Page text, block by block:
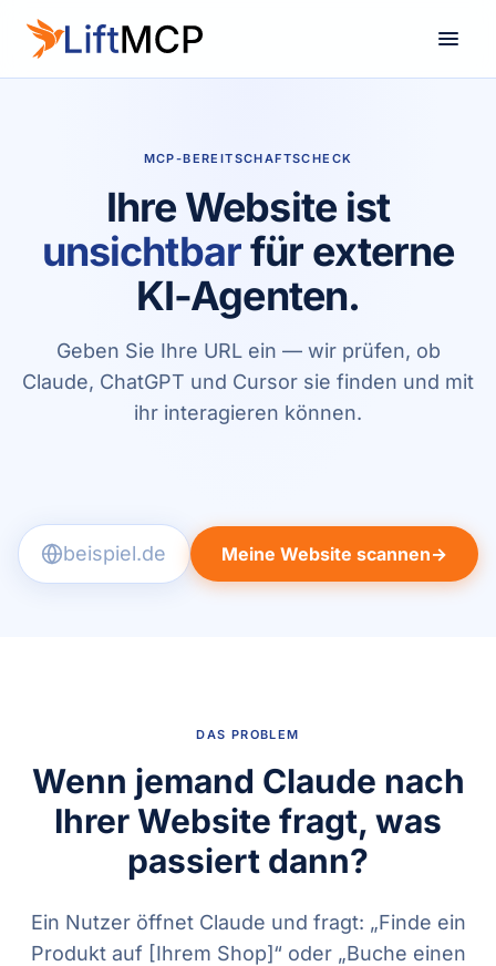
MCP-BEREITSCHAFTSCHECK
Ihre Website ist
unsichtbarfür externe
KI-Agenten.
Geben Sie Ihre URL ein — wir prüfen, ob
Claude, ChatGPT und Cursor sie finden und mit
ihr interagieren können.
2
3
4
9
2
3
4
2
3
4
2
3
4
2
3
4
2
3
4
Meine Website scannen→
DAS PROBLEM
Wenn jemand Claude nach
Ihrer Website fragt, was
passiert dann?
Ein Nutzer öffnet Claude und fragt: „Finde ein
Produkt auf [Ihrem Shop]“ oder „Buche einen